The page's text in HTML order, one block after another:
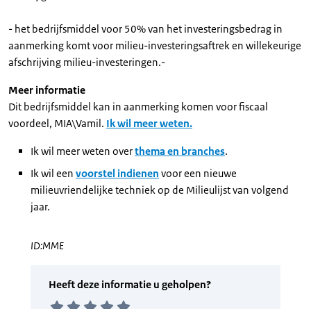
- het bedrijfsmiddel voor 50% van het investeringsbedrag in
aanmerking komt voor milieu-investeringsaftrek en willekeurige
afschrijving milieu-investeringen.-
Meer informatie
Dit bedrijfsmiddel kan in aanmerking komen voor fiscaal
voordeel, MIA\Vamil. Ik wil meer weten.
Ik wil meer weten overthema en branches.
Ik wil een voorstel indienen voor een nieuwe
milieuvriendelijke techniek op de Milieulijst van volgend
jaar.
ID:MME